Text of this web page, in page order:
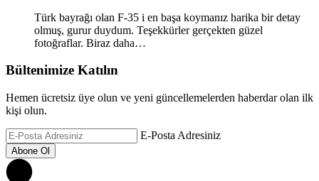
Türk bayrağı olan F-35 i en başa koymanız harika bir detay
olmuş, gurur duydum. Teşekkürler gerçekten güzel
fotoğraflar. Biraz daha…
Bültenimize Katılın
Hemen ücretsiz üye olun ve yeni güncellemelerden haberdar olan ilk
kişi olun.
E-Posta Adresiniz